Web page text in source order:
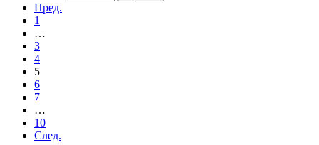
Пред.
1
…
3
4
5
6
7
…
10
След.